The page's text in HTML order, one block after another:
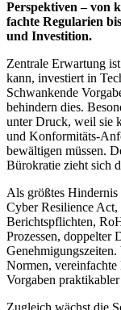
Perspektiven – von
fachte Re­gu­larien
und Investition.
Zentrale Erwartung
kann, investiert in
Schwankende
behindern dies.
unter Druck, weil sie
und Konformitäts-
bewältigen müssen.
Bürokratie zieht sich
Als größtes
Cyber Resilience
Berichtspflichten,
Prozessen, doppelter
Normen,
Vorgaben praktikabler
Zugleich wächst die